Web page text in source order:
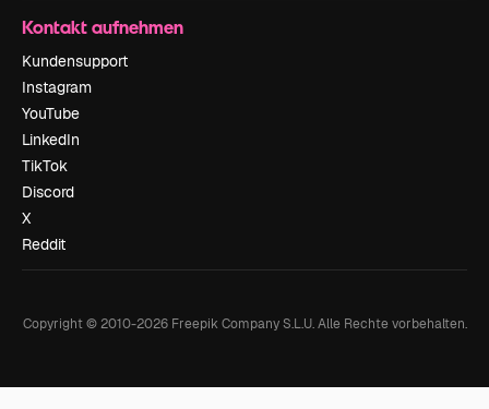
Kontakt aufnehmen
Kundensupport
Instagram
YouTube
LinkedIn
TikTok
Discord
X
Reddit
Copyright © 2010-2026Freepik Company S.L.U. Alle Rechte vorbehalten.